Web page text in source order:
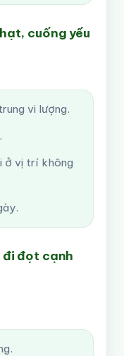
cuống yếu
vi lượng.
ở vị trí không
đi đọt cạnh